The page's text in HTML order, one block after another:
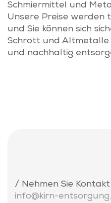
Schmiermittel und
Unsere Preise werden
und Sie können sich
Schrott und
und nachhaltig
/ Nehmen Sie
info@kirn-